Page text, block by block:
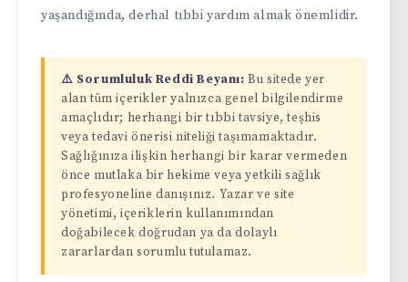
yaşandığında, derhal tıbbi yardım almak önemlidir.
⚠️ Sorumluluk Reddi Beyanı: Bu sitede yer
alan tüm içerikler yalnızca genel bilgilendirme
amaçlıdır; herhangi bir tıbbi tavsiye, teşhis
veya tedavi önerisi niteliği taşımamaktadır.
Sağlığınıza ilişkin herhangi bir karar vermeden
önce mutlaka bir hekime veya yetkili sağlık
profesyoneline danışınız. Yazar ve site
yönetimi, içeriklerin kullanımından
doğabilecek doğrudan ya da dolaylı
zararlardan sorumlu tutulamaz.